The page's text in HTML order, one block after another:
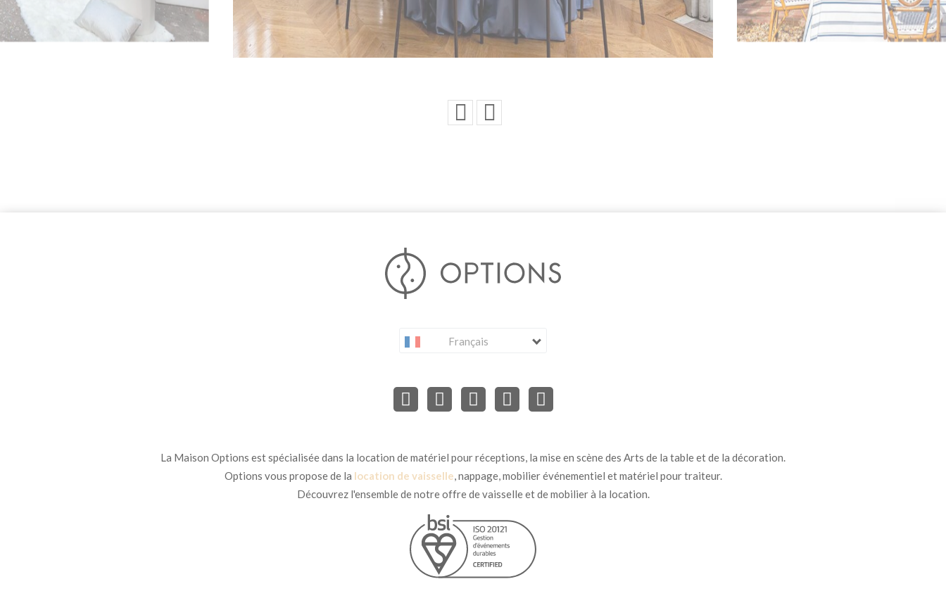
Français
La Maison Options est spécialisée dans la location de matériel pour réceptions, la mise en scène des Arts de la table et de la décoration.
Options vous propose de la location de vaisselle, nappage, mobilier événementiel et matériel pour traiteur.
Découvrez l'ensemble de notre offre de vaisselle et de mobilier à la location.